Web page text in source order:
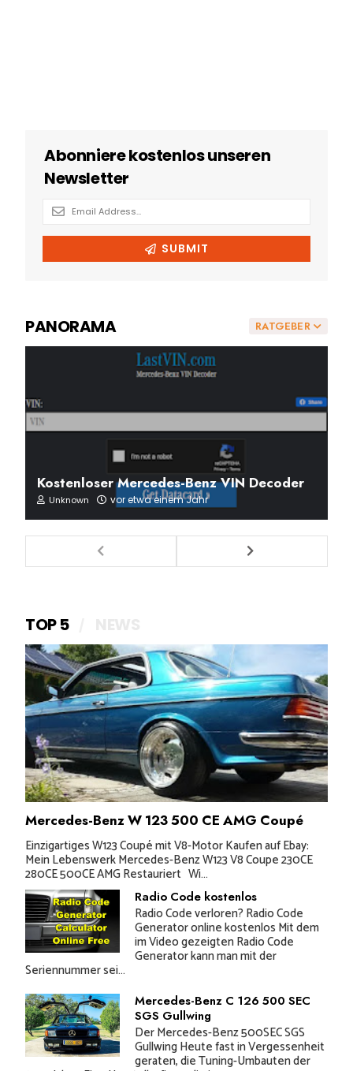
RATGEBER
PANORAMA
Kostenloser Mercedes-Benz VIN Decoder
Unknown vor etwa einem Jahr
TOP 5
Mercedes-Benz W 123 500 CE AMG Coupé
Einzigartiges W123 Coupé mit V8-Motor Kaufen auf Ebay:
Mein Lebenswerk Mercedes-Benz W123 V8 Coupe 230CE
280CE 500CE AMG Restauriert Wi...
Radio Code kostenlos
Radio Code verloren? Radio Code
Generator online kostenlos Mit dem
im Video gezeigten Radio Code
Generator kann man mit der
Seriennummer sei...
Mercedes-Benz C 126 500 SEC
SGS Gullwing
Der Mercedes-Benz 500SEC SGS
Gullwing Heute fast in Vergessenheit
geraten, die Tuning-Umbauten der